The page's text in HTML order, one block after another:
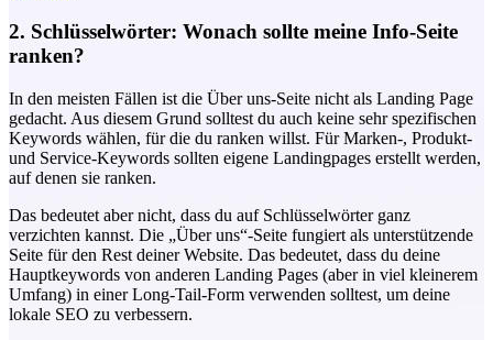
2. Schlüsselwörter: Wonach sollte meine Info-Seite
ranken?
In den meisten Fällen ist die Über uns-Seite nicht als Landing Page
gedacht. Aus diesem Grund solltest du auch keine sehr spezifischen
Keywords wählen, für die du ranken willst. Für Marken-, Produkt-
und Service-Keywords sollten eigene Landingpages erstellt werden,
auf denen sie ranken.
Das bedeutet aber nicht, dass du auf Schlüsselwörter ganz
verzichten kannst. Die „Über uns“-Seite fungiert als unterstützende
Seite für den Rest deiner Website. Das bedeutet, dass du deine
Hauptkeywords von anderen Landing Pages (aber in viel kleinerem
Umfang) in einer Long-Tail-Form verwenden solltest, um deine
lokale SEO zu verbessern.